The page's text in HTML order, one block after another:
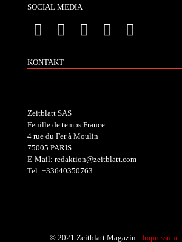
SOCIAL MEDIA
KONTAKT
Zeitblatt SAS
Feuille de temps France
4 rue du Fer à Moulin
75005 PARIS
E-Mail: redaktion@zeitblatt.com
Tel: +33640350763
© 2021 Zeitblatt Magazin - Impressum-